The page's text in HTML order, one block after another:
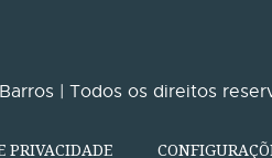
| Todos os direitos
PRIVACIDADE